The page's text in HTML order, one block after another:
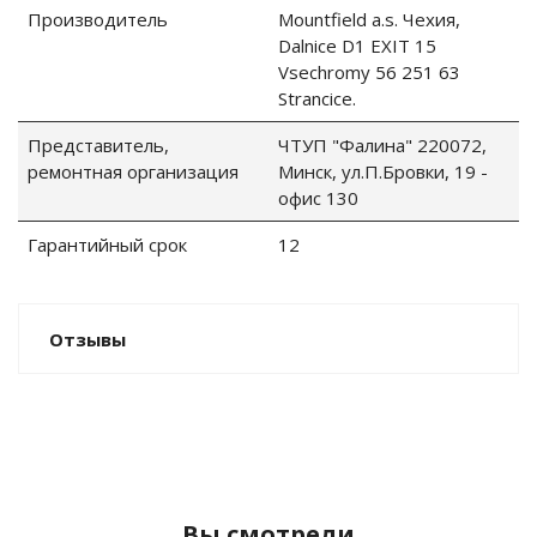
и продвинутых
защита)
Производитель
Mountfield a.s. Чехия,
Dalnice D1 EXIT 15
Vsechromy 56 251 63
Stranсice.
Представитель,
ремонтная организация
ЧТУП "Фалина" 220072,
Минск, ул.П.Бровки, 19 -
офис 130
Гарантийный срок
12
Отзывы